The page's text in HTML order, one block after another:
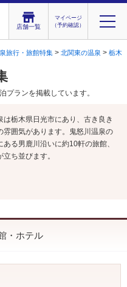
店舗一覧
マイページ
（予約確認）
旅行・旅館特集 > 北関東の温泉 > 栃木
プランを掲載しています。
は栃木県日光市にあり、古き良き
雰囲気があります。鬼怒川温泉の
ある男鹿川沿いに約10軒の旅館、
立ち並びます。
・ホテル